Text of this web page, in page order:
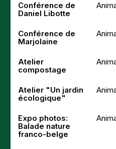
Conférence de
Daniel Libotte
Conférence de
Marjolaine
Atelier
compostage
Atelier "Un jardin
écologique"
Expo photos:
Balade nature
franco-belge